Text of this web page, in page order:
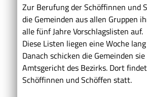
Zur Berufung der Schöffinnen und
die Gemeinden aus allen Gruppen
alle fünf Jahre Vorschlagslisten auf.
Diese Listen liegen eine Woche
Danach schicken die Gemeinden
Amtsgericht des Bezirks. Dort
Schöffinnen und Schöffen statt.